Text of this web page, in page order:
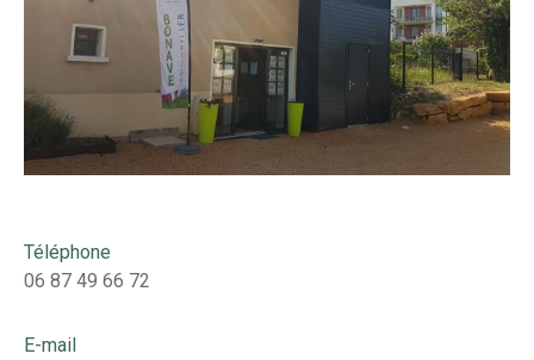
Téléphone
06 87 49 66 72
E-mail